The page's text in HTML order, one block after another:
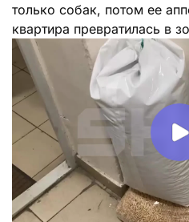
только собак, потом ее
квартира превратилась в